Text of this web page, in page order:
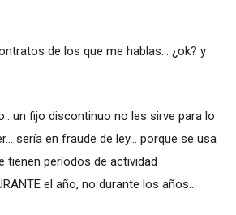
de los que me hablas... ¿ok? y
un fijo discontinuo no les sirve para lo
sería en fraude de ley... porque se usa
tienen períodos de actividad
el año, no durante los años...